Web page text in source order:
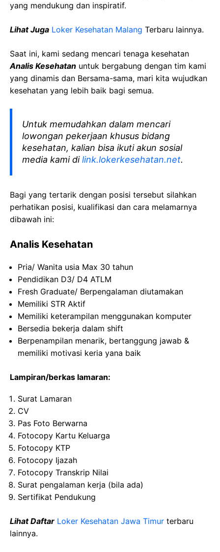
yang mendukung dan inspiratif.
Lihat Juga Loker Kesehatan Malang Terbaru lainnya.
Saat ini, kami sedang mencari tenaga kesehatan
Analis Kesehatan untuk bergabung dengan tim kami
yang dinamis dan Bersama-sama, mari kita wujudkan
kesehatan yang lebih baik bagi semua.
Untuk memudahkan dalam mencari
lowongan pekerjaan khusus bidang
kesehatan, kalian bisa ikuti akun sosial
media kami dilink.lokerkesehatan.net.
Bagi yang tertarik dengan posisi tersebut silahkan
perhatikan posisi, kualifikasi dan cara melamarnya
dibawah ini:
Analis Kesehatan
Pria/ Wanita usia Max 30 tahun
Pendidikan D3/ D4 ATLM
Fresh Graduate/ Berpengalaman diutamakan
Memiliki STR Aktif
Memiliki keterampilan menggunakan komputer
Bersedia bekerja dalam shift
Berpenampilan menarik, bertanggung jawab &
memiliki motivasi keria yana baik
Lampiran/berkas lamaran:
Surat Lamaran
CV
Pas Foto Berwarna
Fotocopy Kartu Keluarga
Fotocopy KTP
Fotocopy Ijazah
Fotocopy Transkrip Nilai
Surat pengalaman kerja (bila ada)
Sertifikat Pendukung
Lihat Daftar Loker Kesehatan Jawa Timur terbaru
lainnya.